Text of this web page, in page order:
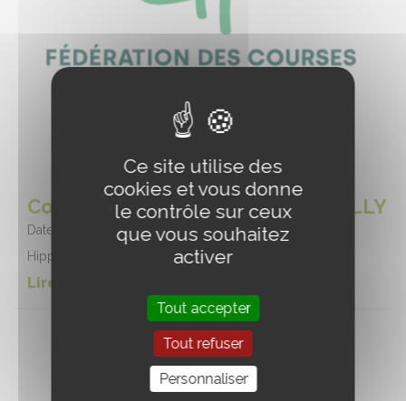
Course - Hippodrome de LA GACILLY
Date :
09/08/2026
Hippodrome de LA GACILLY
Lire la suite de l'event
Ce site utilise des
cookies et vous donne
le contrôle sur ceux
que vous souhaitez
activer
Tout accepter
Tout refuser
Personnaliser